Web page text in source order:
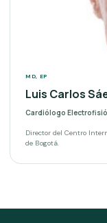
MD, EP
Luis Carlos
Cardiólogo
Director del Centro
de Bogotá.